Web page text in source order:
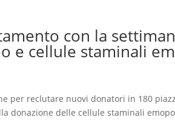
con la
e cellule staminali
per reclutare nuovi donatori in 180
donazione delle cellule staminali